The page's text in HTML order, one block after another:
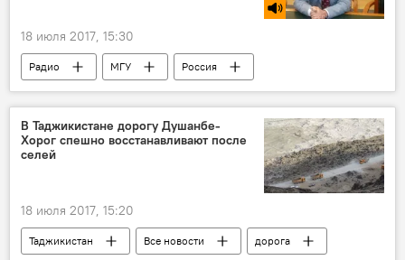
18 июля 2017, 15:30
Радио МГУ Россия
В Таджикистане дорогу Душанбе-
Хорог спешно восстанавливают после
селей
18 июля 2017, 15:20
Таджикистан Все новости
дорога